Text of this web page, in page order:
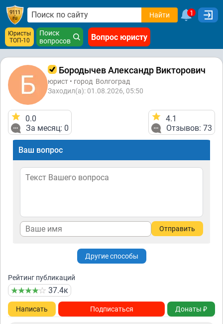
Найти 1
Юристы
ТОП-10
Поиск
вопросов
Вопрос юристу
Бородычев Александр Викторович
юрист • город Волгоград
Заходил(а): 01.08.2026, 05:50
0.0
За месяц: 0
4.1
Отзывов: 73
Ваш вопрос
Отправить
Другие способы
Рейтинг публикаций
37.4к
Написать Подписаться Донаты ₽